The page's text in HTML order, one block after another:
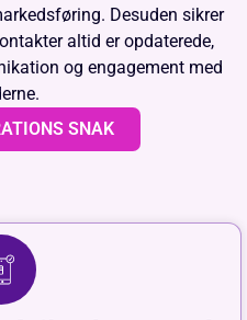
Desuden sikrer
altid er opdaterede,
og engagement med
SNAK